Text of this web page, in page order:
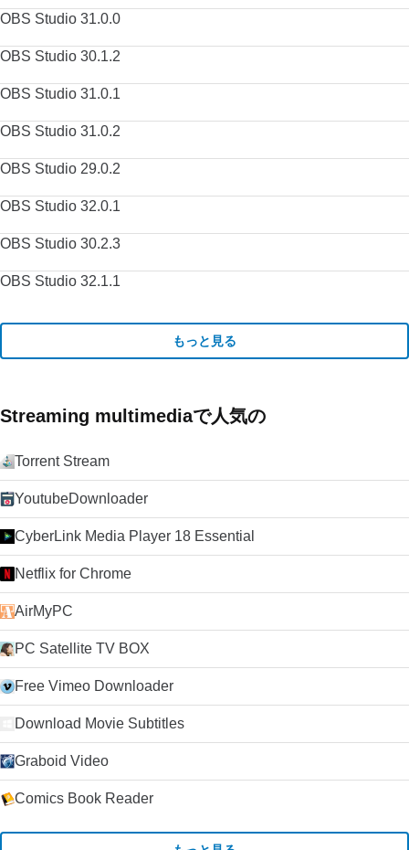
OBS Studio 31.0.0
OBS Studio 30.1.2
OBS Studio 31.0.1
OBS Studio 31.0.2
OBS Studio 29.0.2
OBS Studio 32.0.1
OBS Studio 30.2.3
OBS Studio 32.1.1
もっと見る
Streaming multimediaで人気の
Torrent Stream
YoutubeDownloader
CyberLink Media Player 18 Essential
Netflix for Chrome
AirMyPC
PC Satellite TV BOX
Free Vimeo Downloader
Download Movie Subtitles
Graboid Video
Comics Book Reader